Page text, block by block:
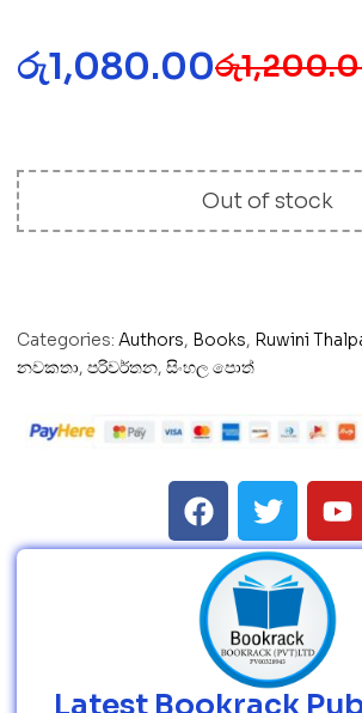
රු
රු1,080.00
Out of stock
Categories: Authors, Books, Ruwini
නවකතා, පරිවර්තන, සිංහල පොත්
Latest Bookrack